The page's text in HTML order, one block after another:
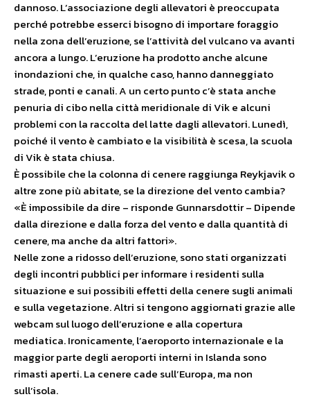
dannoso. L’associazione degli allevatori è preoccupata
perché potrebbe esserci bisogno di importare foraggio
nella zona dell’eruzione, se l’attività del vulcano va avanti
ancora a lungo. L’eruzione ha prodotto anche alcune
inondazioni che, in qualche caso, hanno danneggiato
strade, ponti e canali. A un certo punto c’è stata anche
penuria di cibo nella città meridionale di Vik e alcuni
problemi con la raccolta del latte dagli allevatori. Lunedì,
poiché il vento è cambiato e la visibilità è scesa, la scuola
di Vik è stata chiusa.
È possibile che la colonna di cenere raggiunga Reykjavik o
altre zone più abitate, se la direzione del vento cambia?
«È impossibile da dire – risponde Gunnarsdottir – Dipende
dalla direzione e dalla forza del vento e dalla quantità di
cenere, ma anche da altri fattori».
Nelle zone a ridosso dell’eruzione, sono stati organizzati
degli incontri pubblici per informare i residenti sulla
situazione e sui possibili effetti della cenere sugli animali
e sulla vegetazione. Altri si tengono aggiornati grazie alle
webcam sul luogo dell’eruzione e alla copertura
mediatica. Ironicamente, l’aeroporto internazionale e la
maggior parte degli aeroporti interni in Islanda sono
rimasti aperti. La cenere cade sull’Europa, ma non
sull’isola.